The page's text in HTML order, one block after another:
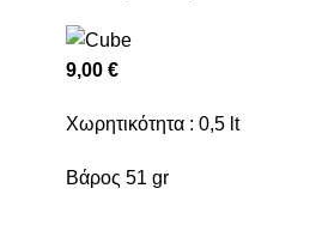
9,00 €
Χωρητικότητα : 0,5 lt
Βάρος 51 gr